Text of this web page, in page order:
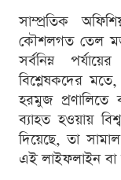
সাম্প্রতিক
কৌশলগত তেল
সর্বনিম্ন
বিশ্লেষকদের
হরমুজ প্রণালিতে
ব্যাহত হওয়ায়
দিয়েছে, তা
এই লাইফলাইন